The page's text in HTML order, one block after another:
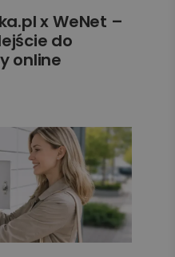
x WeNet –
do
online